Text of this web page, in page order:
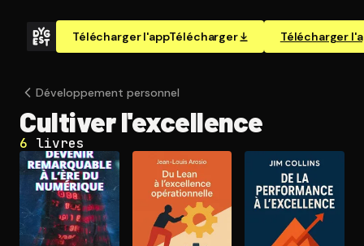
Télécharger l'appTélécharger Télécharger
Dé­ve­lop­pe­ment personnel
Cultiver l'ex­cel­lence
6 livres